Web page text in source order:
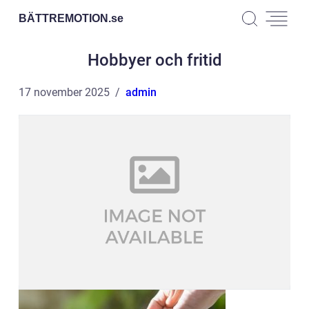
BÄTTREMOTION.se
Hobbyer och fritid
17 november 2025 admin